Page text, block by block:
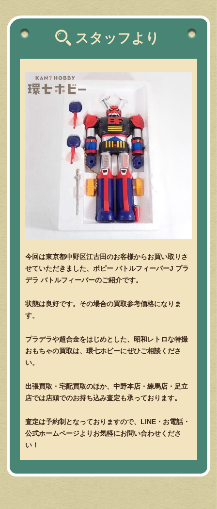
スタッフより
今回は東京都中野区江古田のお客様からお買い取りさ
せていただきました、ポピー バトルフィーバーJ プラ
デラ バトルフィーバーのご紹介です。
状態は良好です。その場合の買取参考価格になりま
す。
プラデラや超合金をはじめとした、昭和レトロな特撮
おもちゃの買取は、環七ホビーにぜひご相談くださ
い。
出張買取・宅配買取のほか、中野本店・練馬店・足立
店では店頭でのお持ち込み査定も承っております。
査定は予約制となっておりますので、LINE・お電話・
公式ホームページよりお気軽にお問い合わせくださ
い！